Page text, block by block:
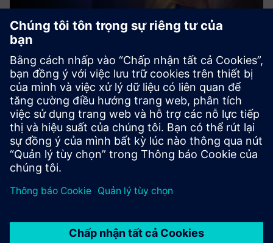
Process Device Library
Process Device Library là một thư viện PLC đa ngành. Nó
được sử dụng để thiết lập hệ thống tự động hóa và kiểm
soát quy trình cho các lĩnh vực khác nhau.
Tìm hiểu thêm